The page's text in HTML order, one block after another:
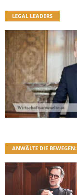
LEGAL LEADERS
ANWÄLTE DIE BEWEGEN: